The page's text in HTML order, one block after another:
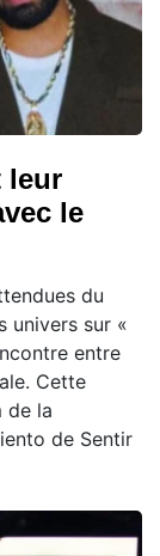
leur
le
du
univers sur «
entre
Cette
de la
de Sentir